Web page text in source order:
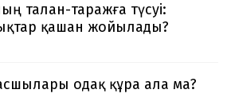
талан-таражға түсуі:
қашан жойылады?
одақ құра ала ма?